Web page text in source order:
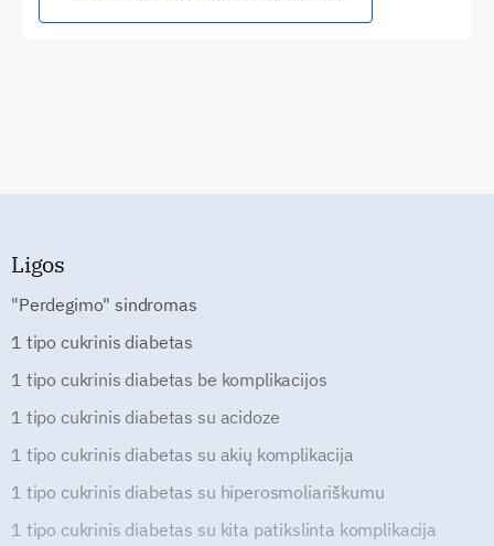
Ligos
"Perdegimo" sindromas
1 tipo cukrinis diabetas
1 tipo cukrinis diabetas be komplikacijos
1 tipo cukrinis diabetas su acidoze
1 tipo cukrinis diabetas su akių komplikacija
1 tipo cukrinis diabetas su hiperosmoliariškumu
1 tipo cukrinis diabetas su kita patikslinta komplikacija